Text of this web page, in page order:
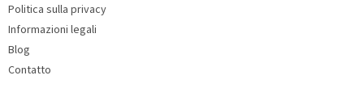
Politica sulla privacy
Informazioni legali
Blog
Contatto